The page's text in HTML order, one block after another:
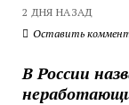
2 ДНЯ НАЗАД
Оставить
В России